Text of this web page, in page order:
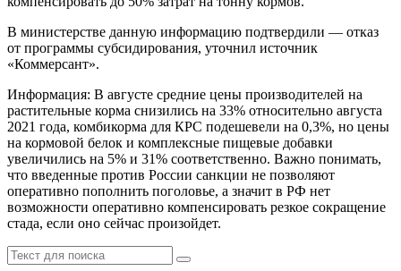
В министерстве данную информацию подтвердили — отказ
от программы субсидирования, уточнил источник
«Коммерсант».
Информация: В августе средние цены производителей на
растительные корма снизились на 33% относительно августа
2021 года, комбикорма для КРС подешевели на 0,3%, но цены
на кормовой белок и комплексные пищевые добавки
увеличились на 5% и 31% соответственно. Важно понимать,
что введенные против России санкции не позволяют
оперативно пополнить поголовье, а значит в РФ нет
возможности оперативно компенсировать резкое сокращение
стада, если оно сейчас произойдет.